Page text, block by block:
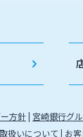
方針 宮崎銀行グ
扱いについて お